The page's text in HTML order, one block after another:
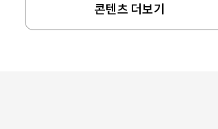
콘텐츠 더보기